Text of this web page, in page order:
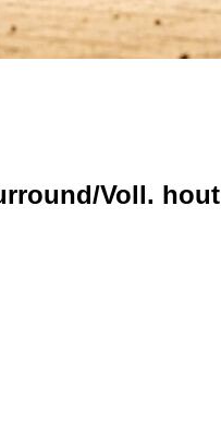
Voll. hout